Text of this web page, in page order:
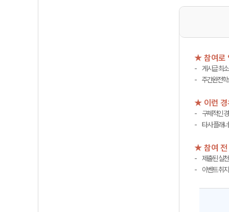
★ 참여로
게시글 최
주간완전학
★ 이런 경
구체적인
타사 플래
★ 참여 전
제출된 실
이벤트 취